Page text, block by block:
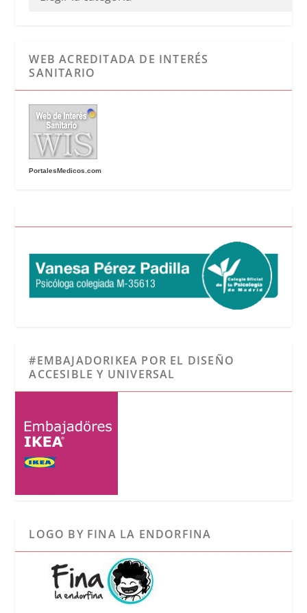
WEB ACREDITADA DE INTERÉS
SANITARIO
PortalesMedicos.com
#EMBAJADORIKEA POR EL DISEÑO
ACCESIBLE Y UNIVERSAL
LOGO BY FINA LA ENDORFINA